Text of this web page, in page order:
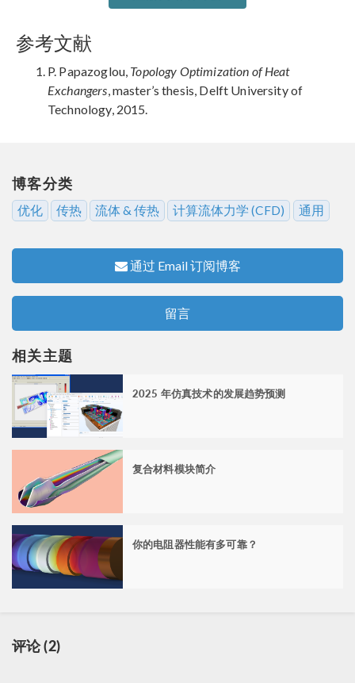
参考文献
P. Papazoglou, Topology Optimization of Heat
Exchangers, master’s thesis, Delft University of
Technology, 2015.
博客分类
优化 传热 流体 & 传热 计算流体力学 (CFD) 通用
通过 Email 订阅博客
留言
相关主题
2025 年仿真技术的发展趋势预测
复合材料模块简介
你的电阻器性能有多可靠？
评论 (2)